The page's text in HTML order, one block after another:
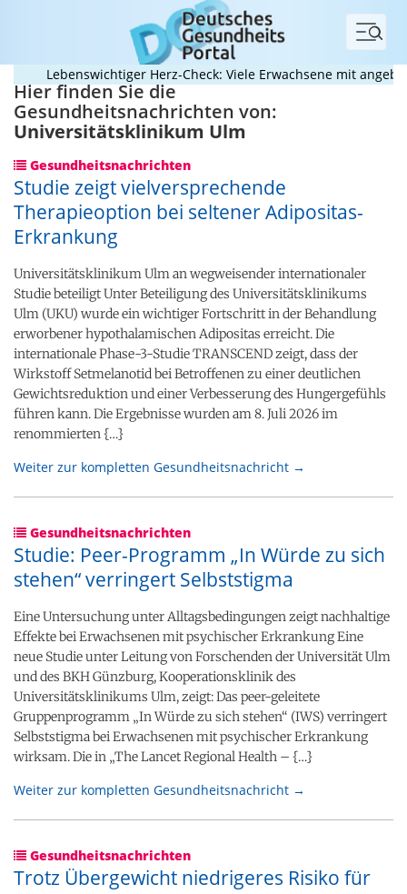
Menü
Lebenswichtiger Herz-Check: Viele Erwachsene mit
Hier finden Sie die
Gesundheitsnachrichten von:
Universitätsklinikum Ulm
Gesundheitsnachrichten
Studie zeigt vielversprechende
Therapieoption bei seltener Adipositas-​
Erkrankung
Universitätsklinikum Ulm an wegweisender internationaler
Studie beteiligt Unter Beteiligung des Universitätsklinikums
Ulm (UKU) wurde ein wichtiger Fortschritt in der Behandlung
erworbener hypothalamischen Adipositas erreicht. Die
internationale Phase-​3-​Studie TRANSCEND zeigt, dass der
Wirkstoff Setmelanotid bei Betroffenen zu einer deutlichen
Gewichtsreduktion und einer Verbesserung des Hungergefühls
führen kann. Die Ergebnisse wurden am 8. Juli 2026 im
renommierten {…}
Weiter zur kompletten Gesundheitsnachricht →
Gesundheitsnachrichten
Studie: Peer-​Programm „In Würde zu sich
stehen“ verringert Selbststigma
Eine Untersuchung unter Alltagsbedingungen zeigt nachhaltige
Effekte bei Erwachsenen mit psychischer Erkrankung Eine
neue Studie unter Leitung von Forschenden der Universität Ulm
und des BKH Günzburg, Kooperationsklinik des
Universitätsklinikums Ulm, zeigt: Das peer-​geleitete
Gruppenprogramm „In Würde zu sich stehen“ (IWS) verringert
Selbststigma bei Erwachsenen mit psychischer Erkrankung
wirksam. Die in „The Lancet Regional Health – {…}
Weiter zur kompletten Gesundheitsnachricht →
Gesundheitsnachrichten
Trotz Übergewicht niedrigeres Risiko für